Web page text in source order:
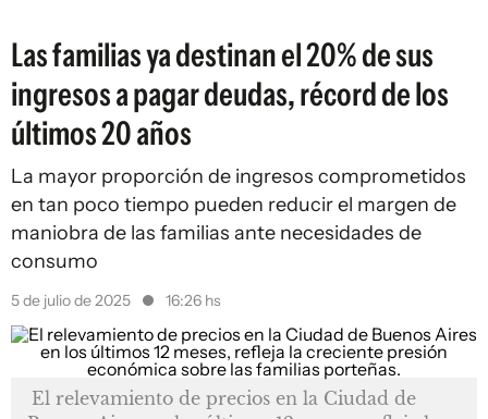
Las familias ya destinan el 20% de sus
ingresos a pagar deudas, récord de los
últimos 20 años
La mayor proporción de ingresos comprometidos
en tan poco tiempo pueden reducir el margen de
maniobra de las familias ante necesidades de
consumo
5 de julio de 2025 16:26 hs
El relevamiento de precios en la Ciudad de